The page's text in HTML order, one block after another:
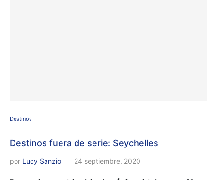
Destinos
Destinos fuera de serie: Seychelles
por Lucy Sanzio 24 septiembre, 2020